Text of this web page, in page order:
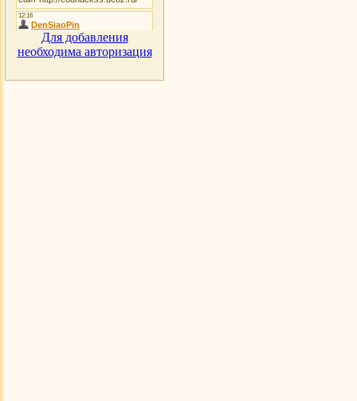
Для добавления
необходима авторизация